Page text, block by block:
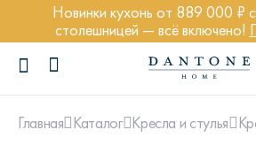
Новинки кухонь от 889 000 ₽ с
столешницей — всё включено!
Главная Каталог Кресла и стулья